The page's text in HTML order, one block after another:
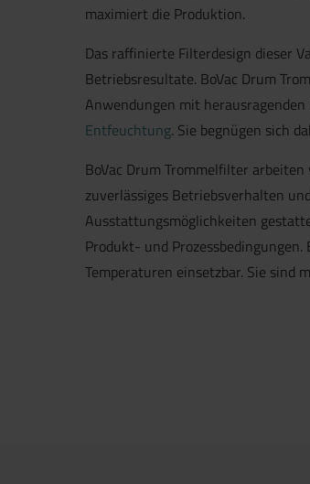
maximiert die Produktion.
Das raffinierte Filterdesign dieser
Betriebsresultate. BoVac Drum
Anwendungen mit
Entfeuchtung. Sie begnügen sich
BoVac Drum Trommelfilter
zuverlässiges Betriebsverhalten
Ausstattungsmöglichkeiten
Produkt- und
Temperaturen einsetzbar. Sie sind